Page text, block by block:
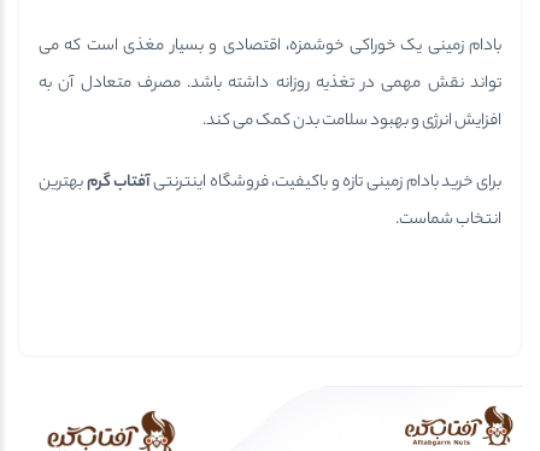
بادام زمینی یک خوراکی خوشمزه، اقتصادی و بسیار مغذی است که می
تواند نقش مهمی در تغذیه روزانه داشته باشد. مصرف متعادل آن به
افزایش انرژی و بهبود سلامت بدن کمک می کند.
برای خرید بادام زمینی تازه و باکیفیت، فروشگاه اینترنتیآفتاب گرمبهترین
انتخاب شماست.